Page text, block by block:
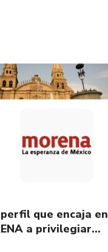
que encaja en
a privilegiar…